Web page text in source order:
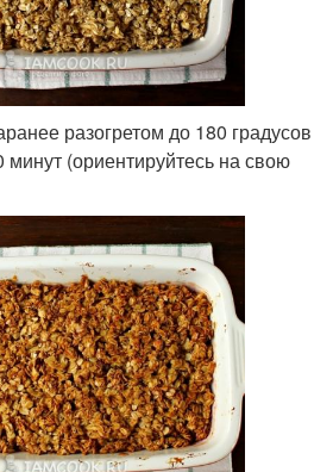
разогретом до 180 градусов
(ориентируйтесь на свою